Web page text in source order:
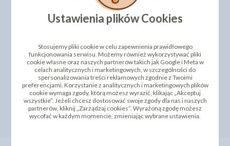
OKRĄGŁE PODKŁADY
POD TORT - 20CM -
20SZT
cena:59,96 zł
DO KOSZYKA
FOLIA RANTOWA NA BOK
TORTU 60MM / 305 M -
FALA
cena:97,83 zł
DO KOSZYKA
Ustawienia plików Cookies
Stosujemy pliki cookie w celu zapewnienia prawidłowego
funkcjonowania serwisu. Możemy również wykorzystywać pliki
cookie własne oraz naszych partnerów takich jak Google i Meta w
celach analitycznych i marketingowych, w szczególności do
spersonalizowania treści reklamowych zgodnie z Twoimi
preferencjami. Korzystanie z analitycznych i marketingowych plików
cookie wymaga zgody, którą możesz wyrazić, klikając „Akceptuj
wszystkie”. Jeżeli chcesz dostosować swoje zgody dla nas i naszych
partnerów, kliknij „Zarządzaj cookies”. Wyrażoną zgodę możesz
wycofać w każdym momencie, zmieniając wybrane ustawienia.